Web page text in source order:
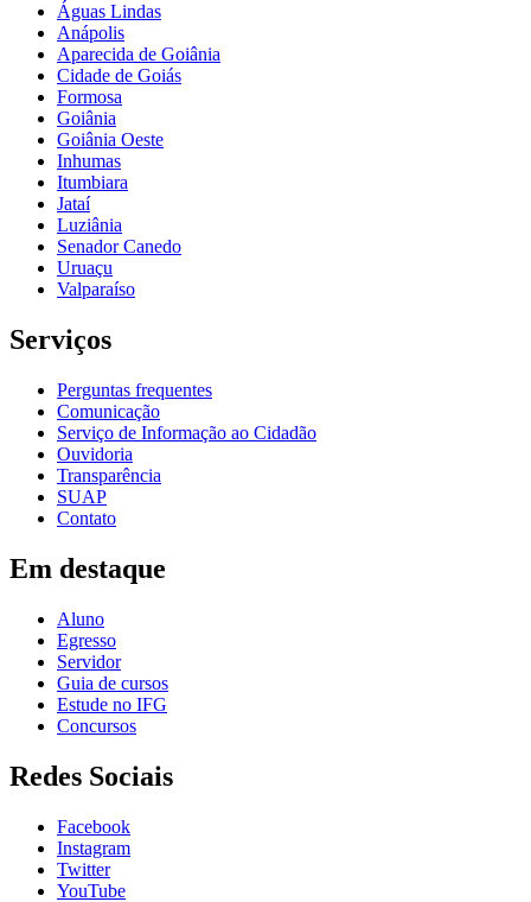
Águas Lindas
Anápolis
Aparecida de Goiânia
Cidade de Goiás
Formosa
Goiânia
Goiânia Oeste
Inhumas
Itumbiara
Jataí
Luziânia
Senador Canedo
Uruaçu
Valparaíso
Serviços
Perguntas frequentes
Comunicação
Serviço de Informação ao Cidadão
Ouvidoria
Transparência
SUAP
Contato
Em destaque
Aluno
Egresso
Servidor
Guia de cursos
Estude no IFG
Concursos
Redes Sociais
Facebook
Instagram
Twitter
YouTube